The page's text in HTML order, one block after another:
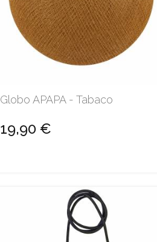
Globo APAPA - Tabaco
19,90 €